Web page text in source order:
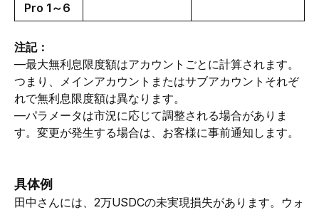
Pro 1～6
注記：
—最大無利息限度額はアカウントごとに計算されます。
つまり、メインアカウントまたはサブアカウントそれぞ
れで無利息限度額は異なります。
—パラメータは市況に応じて調整される場合がありま
す。変更が発生する場合は、お客様に事前通知します。
具体例
田中さんには、2万USDCの未実現損失があります。ウォ